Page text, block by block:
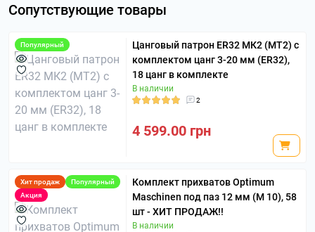
Сопутствующие товары
Популярный
Цанговый патрон ER32 МК2 (MT2) с
комплектом цанг 3-20 мм (ER32),
18 цанг в комплекте
В наличии
2
4 599.00 грн
Хит продаж
Популярный
Акция
Комплект прихватов Optimum
Maschinen под паз 12 мм (M 10), 58
шт - ХИТ ПРОДАЖ!!
В наличии